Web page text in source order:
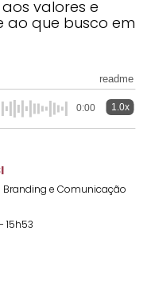
Pharma
Media
Goals
Titanium
valores e
ao que busco em
readme
0:00 1.0x
Branding e Comunicação
15h53